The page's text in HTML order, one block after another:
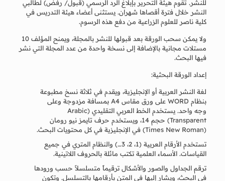
للنشر. تقوم هيئة التحرير بإبلاغ الرد الرسمي (قبول/ رفض) لطالبي
النشر خلال فترة أقصاها شهران. يستثنى أعضاء هيئة التدريس في
كلية ناصر للعلوم الزراعية من دفع هذه الرسوم.
ولا يمكن سحب الورقة بعد قبولها للنشر بالمجلة، ويمنح المؤلف 10
مستلات مجانية بالإضافة إلى نسخة واحدة من عدد المجلة التي نشر
فيها البحث.
إعداد الورقة البحثية:
لغة النشر العربية أو الإنجليزية، ويقدم في ثلاثة نسخ مطبوعة
بنظام WORD على ورق مقاس A4 بمسافة مزدوجة وعلى
وجه واحد. يستخدم الخط العربي التقليدي (Arabic
Transparent) حجم 14، ويستخدم حرف تايمز نيو رومان
(Times New Roman) في الإنجليزية في كل محتويات البحث.
تستخدم الأرقام العربية (1، 2، 3…) والنظام المتري في جميع
القياسات. الأسماء العلمية تكتب مائلة بالحروف اللاتينية.
ترقم الجداول والصور والأشكال ترقيماً متسلسلاً حسب ورودها
في البحث، ويشار إليها في المتن بأرقامها بالتسلسل. وتكون